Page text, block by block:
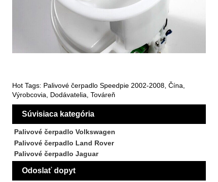
Hot Tags: Palivové čerpadlo Speedpie 2002-2008, Čína,
Výrobcovia, Dodávatelia, Továreň
Súvisiaca kategória
Palivové čerpadlo Volkswagen
Palivové čerpadlo Land Rover
Palivové čerpadlo Jaguar
Odoslať dopyt